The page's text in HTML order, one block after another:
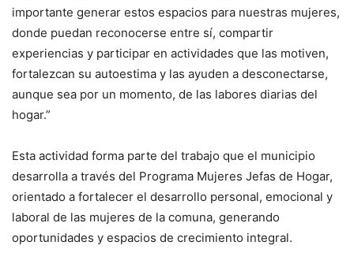
importante generar estos espacios para nuestras mujeres,
donde puedan reconocerse entre sí, compartir
experiencias y participar en actividades que las motiven,
fortalezcan su autoestima y las ayuden a desconectarse,
aunque sea por un momento, de las labores diarias del
hogar.”
Esta actividad forma parte del trabajo que el municipio
desarrolla a través del Programa Mujeres Jefas de Hogar,
orientado a fortalecer el desarrollo personal, emocional y
laboral de las mujeres de la comuna, generando
oportunidades y espacios de crecimiento integral.